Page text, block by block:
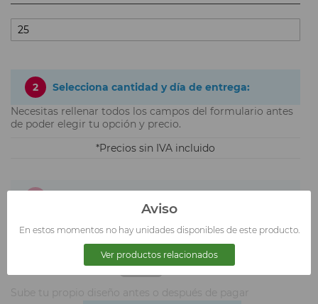
2
Selecciona cantidad y día de entrega:
Necesitas rellenar todos los campos del formulario antes
de poder elegir tu opción y precio.
Precios sin IVA incluido
Sube tu propio diseño antes o después de pagar
Aviso
En estos momentos no hay unidades disponibles de este producto.
Ver productos relacionados